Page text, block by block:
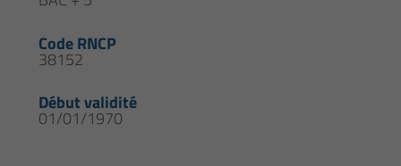
Code RNCP
38152
Début validité
01/01/1970